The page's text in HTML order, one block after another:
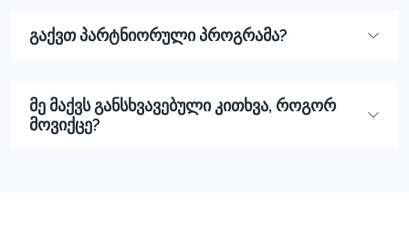
გაქვთ პარტნიორული პროგრამა?
მე მაქვს განსხვავებული კითხვა, როგორ
მოვიქცე?